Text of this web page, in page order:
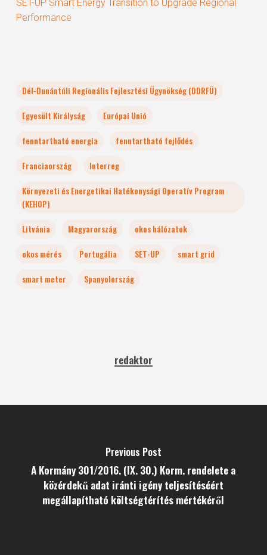
SET-UP Smart Energy Transition to Upgrade Regional
Performance
Dél-Dunántúli Regionális Fejlesztési Ügynökség (DDRFÜ)
Egyesült Királyság
Európai Unió
fenntartható energia
fenntartható fejlődés
Franciaország
Interreg
Környezeti és Energetikai Hatékonysági Operatív Program
(KEHOP)
Litvánia
Magyarország
okos hálózatok
okos mérés
Portugália SET-UP
smart grid
smart meter
Spanyolország
redaktor
Previous Post
A Kormány 301/2016. (IX. 30.) Korm. rendelete a
közérdekű adat iránti igény teljesítéséért
megállapítható költségtérítés mértékéről